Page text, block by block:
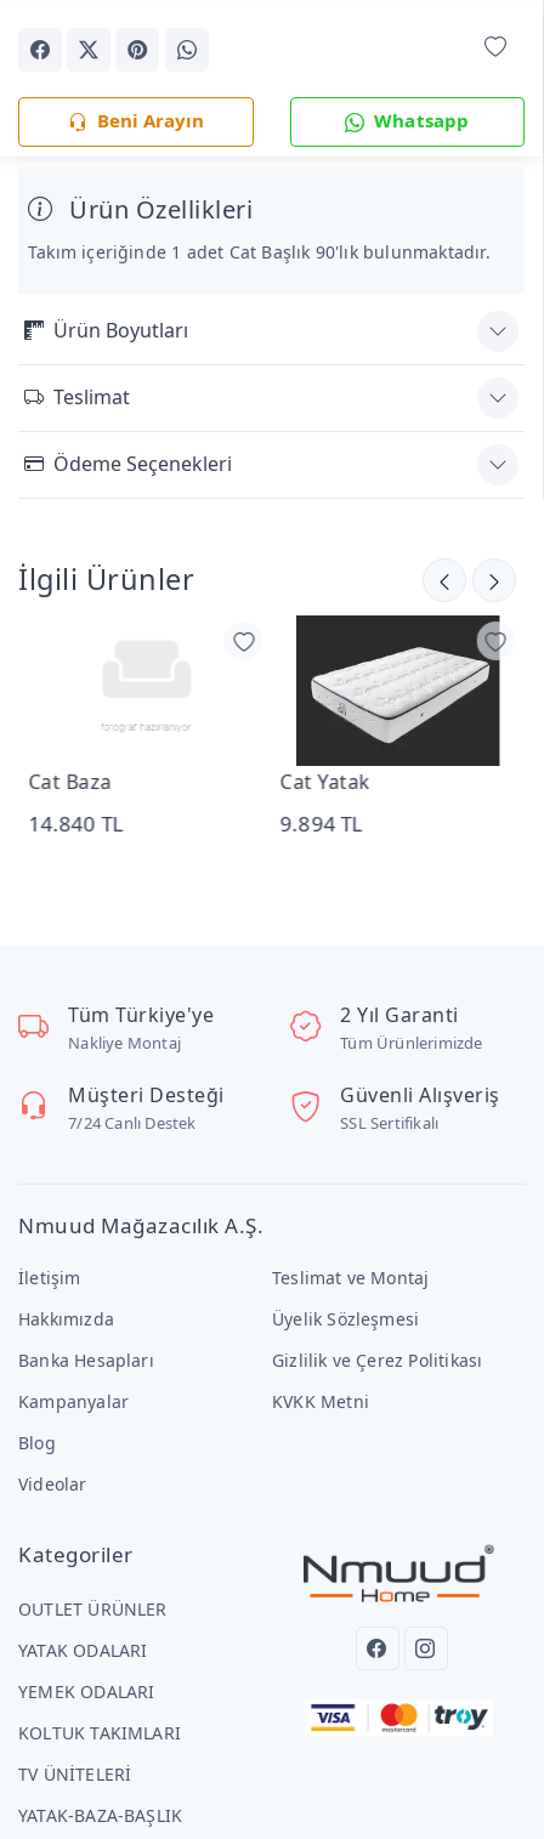
Beni Arayın Whatsapp
Ürün Özellikleri
Takım içeriğinde 1 adet Cat Başlık 90'lık bulunmaktadır.
Ürün Boyutları
Teslimat
Ödeme Seçenekleri
İlgili Ürünler
Cat Baza
14.840 TL
Cat Yatak
9.894 TL
Tüm Türkiye'ye
Nakliye Montaj
2 Yıl Garanti
Tüm Ürünlerimizde
Müşteri Desteği
7/24 Canlı Destek
Güvenli Alışveriş
SSL Sertifikalı
Nmuud Mağazacılık A.Ş.
İletişim
Hakkımızda
Banka Hesapları
Kampanyalar
Blog
Videolar
Teslimat ve Montaj
Üyelik Sözleşmesi
Gizlilik ve Çerez Politikası
KVKK Metni
Kategoriler
OUTLET ÜRÜNLER
YATAK ODALARI
YEMEK ODALARI
KOLTUK TAKIMLARI
TV ÜNİTELERİ
YATAK-BAZA-BAŞLIK